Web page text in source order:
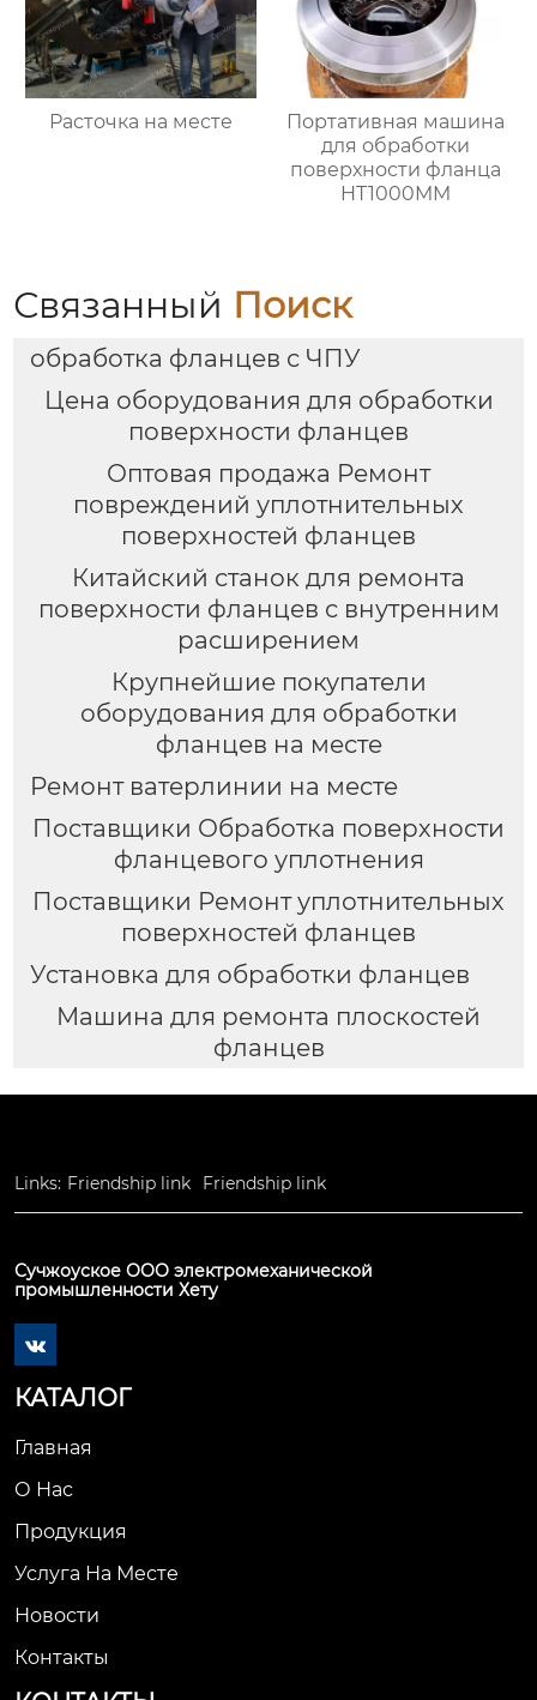
Расточка на месте
Портативная машина
для обработки
поверхности фланца
HT1000MM
Связанный Поиск
обработка фланцев с ЧПУ
Цена оборудования для обработки
поверхности фланцев
Оптовая продажа Ремонт
повреждений уплотнительных
поверхностей фланцев
Китайский станок для ремонта
поверхности фланцев с внутренним
расширением
Крупнейшие покупатели
оборудования для обработки
фланцев на месте
Ремонт ватерлинии на месте
Поставщики Обработка поверхности
фланцевого уплотнения
Поставщики Ремонт уплотнительных
поверхностей фланцев
Установка для обработки фланцев
Машина для ремонта плоскостей
фланцев
Links: Friendship link Friendship link
Сучжоуское ООО электромеханической
промышленности Хету

КАТАЛОГ
Главная
О Нас
Продукция
Услуга На Месте
Новости
Контакты